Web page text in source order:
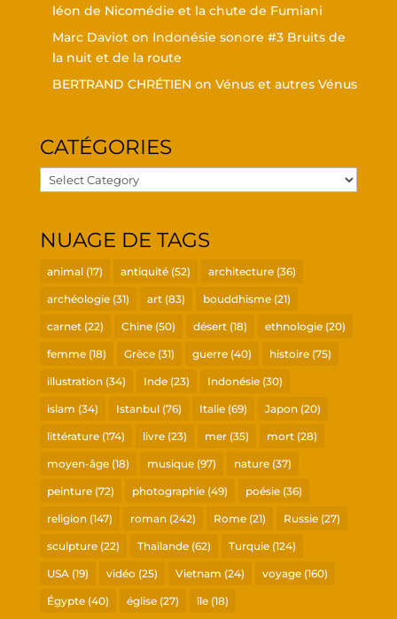
léon de Nico­mé­die et la chute de Fumiani
Marc Davioton Indo­né­sie sonore #3 Bruits de
la nuit et de la route
BERTRAND CHRÉTIEN on Vénus et autres Vénus
CATÉ­GO­RIES
Caté­
go­
NUAGE DE TAGS
animal(17) antiquité(52) architecture(36)
archéologie(31) art(83) bouddhisme(21)
carnet(22) Chine(50) désert(18) ethnologie(20)
femme(18) Grèce(31) guerre(40) histoire(75)
illustration(34) Inde(23) Indonésie(30)
islam (34) Istanbul(76) Italie(69) Japon(20)
littérature(174) livre(23) mer(35) mort(28)
moyen-âge(18) musique(97) nature(37)
peinture(72) photographie(49) poésie(36)
religion(147) roman(242) Rome(21) Russie(27)
sculpture(22) Thaïlande(62) Turquie(124)
USA(19) vidéo (25) Vietnam (24) voyage(160)
Égypte(40) église(27) île(18)